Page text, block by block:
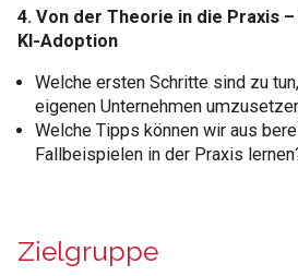
4. Von der Theorie in die Praxis
KI-Adoption
Welche ersten Schritte sind zu
eigenen Unternehmen
Welche Tipps können wir aus
Fallbeispielen in der Praxis
Zielgruppe